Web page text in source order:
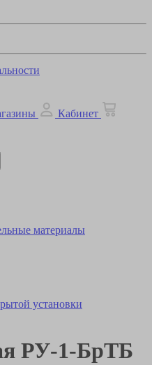
Кабинет
материалы
установки
РУ-1-БрТБ